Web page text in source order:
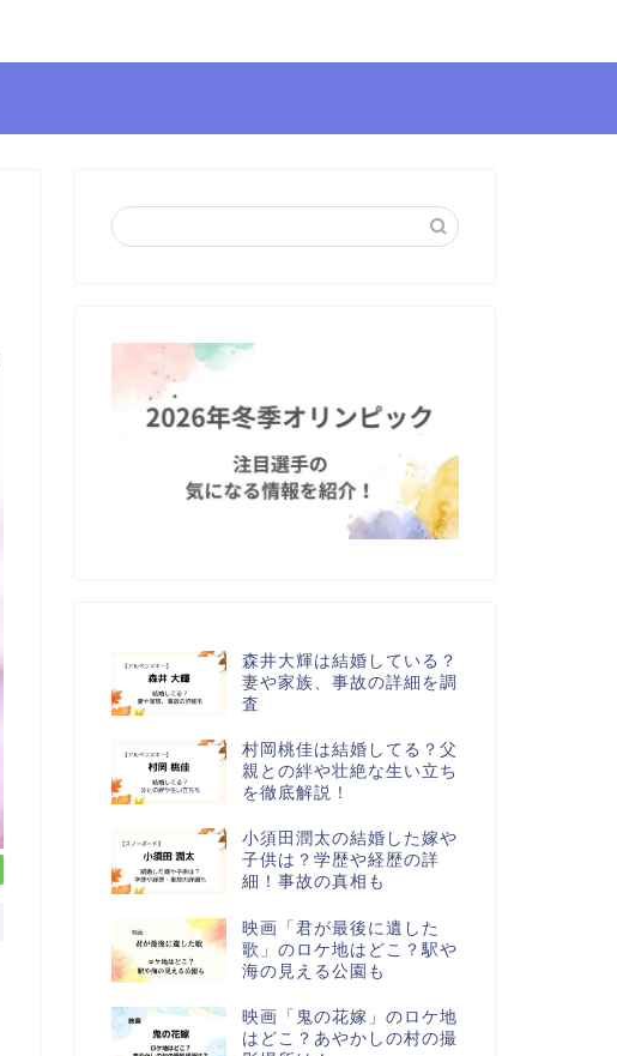
森井大輝は結婚している？
妻や家族、事故の詳細を調
査
村岡桃佳は結婚してる？父
親との絆や壮絶な生い立ち
を徹底解説！
小須田潤太の結婚した嫁や
子供は？学歴や経歴の詳
細！事故の真相も
映画「君が最後に遺した
歌」のロケ地はどこ？駅や
海の見える公園も
映画「鬼の花嫁」のロケ地
はどこ？あやかしの村の撮